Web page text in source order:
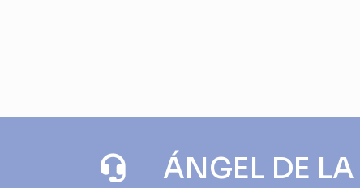
view is listWeek
ÁNGEL DE LA